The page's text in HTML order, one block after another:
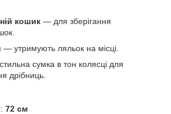
кошик — для зберігання
— утримують ляльок на місці.
сумка в тон колясці для
дрібниць.
72 см